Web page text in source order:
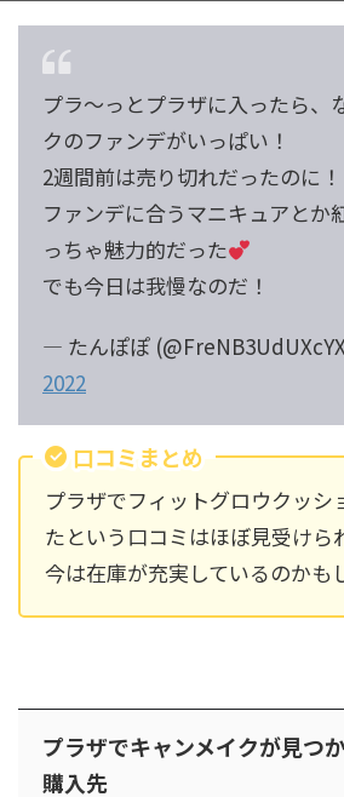
プラ〜っとプラザに入ったら、
クのファンデがいっぱい！
2週間前は売り切れだったのに！
ファンデに合うマニキュアとか
っちゃ魅力的だった
でも今日は我慢なのだ！
— たんぽぽ
2022
口コミまとめ
プラザでフィットグロウクッシ
たという口コミはほぼ見受けら
今は在庫が充実しているのかも
プラザでキャンメイクが見つ
購入先